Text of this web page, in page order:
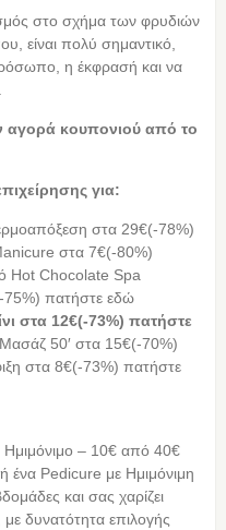
στο σχήμα των φρυδιών
είναι πολύ σημαντικό,
η έκφρασή και να
αγορά κουπονιού από τo
για:
στα 29€(-78%)
στα 7€(-80%)
Hot Chocolate Spa
75%) πατήστε εδώ
στα 12€(-73%) πατήστε
50′ στα 15€(-70%)
στα 8€(-73%) πατήστε
– 10€ από 40€
Pedicure με Ημιμόνιμη
και σας χαρίζει
δυνατότητα επιλογής